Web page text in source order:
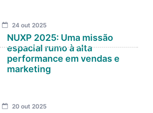
24 out 2025
NUXP 2025: Uma missão
espacial rumo à alta
performance em vendas e
marketing
20 out 2025